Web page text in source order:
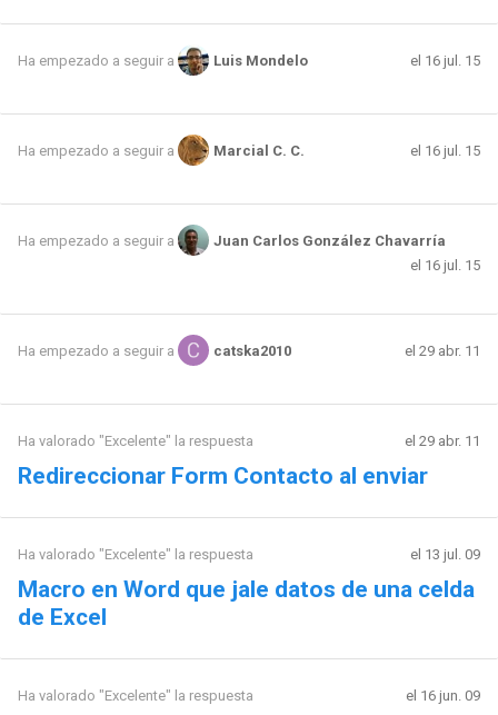
Ha empezado a seguir a Luis Mondelo el 16 jul. 15
Ha empezado a seguir a Marcial C. C. el 16 jul. 15
Ha empezado a seguir a
Juan Carlos González Chavarría
el 16 jul. 15
Ha empezado a seguir a catska2010 el 29 abr. 11
Ha valorado "Excelente" la respuesta el 29 abr. 11
Redireccionar Form Contacto al enviar
Ha valorado "Excelente" la respuesta el 13 jul. 09
Macro en Word que jale datos de una celda
de Excel
Ha valorado "Excelente" la respuesta el 16 jun. 09